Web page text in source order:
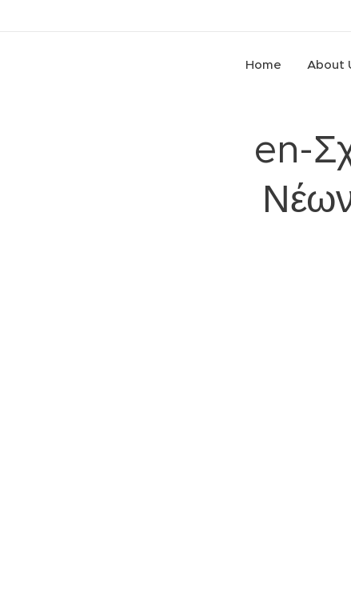
Home About
en-